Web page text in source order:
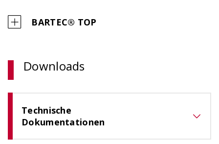
BARTEC® TOP
Downloads
Technische
Dokumentationen